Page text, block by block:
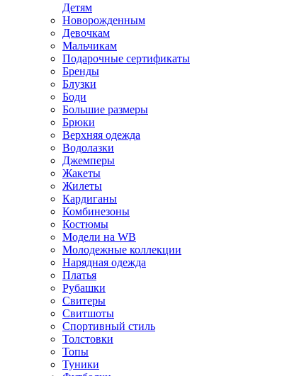
Детям
Новорожденным
Девочкам
Мальчикам
Подарочные сертификаты
Бренды
Блузки
Боди
Большие размеры
Брюки
Верхняя одежда
Водолазки
Джемперы
Жакеты
Жилеты
Кардиганы
Комбинезоны
Костюмы
Модели на WB
Молодежные коллекции
Нарядная одежда
Платья
Рубашки
Свитеры
Свитшоты
Спортивный стиль
Толстовки
Топы
Туники